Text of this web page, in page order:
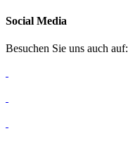
Social Media
Besuchen Sie uns auch auf: